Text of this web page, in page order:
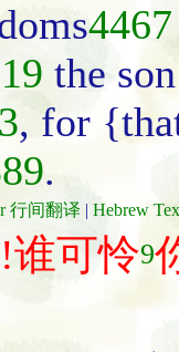
4467
the son
, for
.
行间翻译 | Hebrew
谁可怜9